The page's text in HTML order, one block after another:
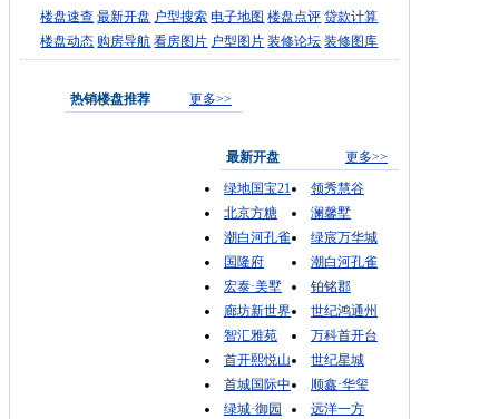
楼盘速查 最新开盘 户型搜索 电子地图 楼盘点评 贷款计算
楼盘动态 购房导航 看房图片 户型图片 装修论坛 装修图库
热销楼盘推荐 更多>>
最新开盘
更多>>
绿地国宝21
领秀慧谷
北京方糖
澜馨墅
潮白河孔雀
绿宸万华城
国隆府
潮白河孔雀
宏泰·美墅
铂铭郡
廊坊新世界
世纪鸿通州
智汇雅苑
万科首开台
首开熙悦山
世纪星城
首城国际中
顺鑫·华玺
绿城·御园
远洋一方